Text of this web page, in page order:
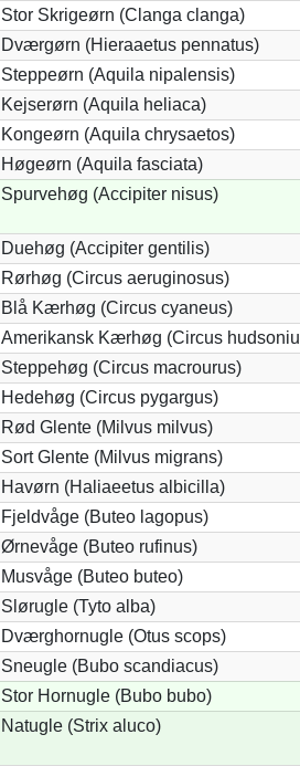
Stor Skrigeørn (Clanga clanga)
Dværgørn (Hieraaetus pennatus)
Steppeørn (Aquila nipalensis)
Kejserørn (Aquila heliaca)
Kongeørn (Aquila chrysaetos)
Høgeørn (Aquila fasciata)
Spurvehøg (Accipiter nisus)
Duehøg (Accipiter gentilis)
Rørhøg (Circus aeruginosus)
Blå Kærhøg (Circus cyaneus)
Amerikansk Kærhøg (Circus
Steppehøg (Circus macrourus)
Hedehøg (Circus pygargus)
Rød Glente (Milvus milvus)
Sort Glente (Milvus migrans)
Havørn (Haliaeetus albicilla)
Fjeldvåge (Buteo lagopus)
Ørnevåge (Buteo rufinus)
Musvåge (Buteo buteo)
Slørugle (Tyto alba)
Dværghornugle (Otus scops)
Sneugle (Bubo scandiacus)
Stor Hornugle (Bubo bubo)
Natugle (Strix aluco)